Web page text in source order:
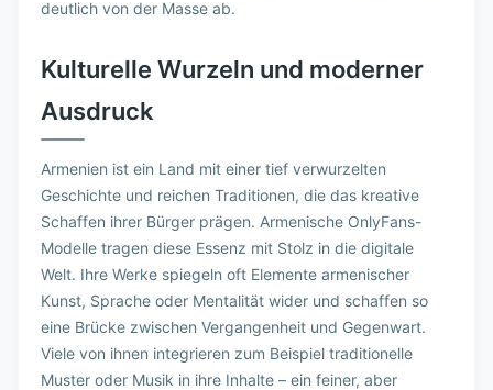
deutlich von der Masse ab.
Kulturelle Wurzeln und moderner
Ausdruck
Armenien ist ein Land mit einer tief verwurzelten
Geschichte und reichen Traditionen, die das kreative
Schaffen ihrer Bürger prägen. Armenische OnlyFans-
Modelle tragen diese Essenz mit Stolz in die digitale
Welt. Ihre Werke spiegeln oft Elemente armenischer
Kunst, Sprache oder Mentalität wider und schaffen so
eine Brücke zwischen Vergangenheit und Gegenwart.
Viele von ihnen integrieren zum Beispiel traditionelle
Muster oder Musik in ihre Inhalte – ein feiner, aber